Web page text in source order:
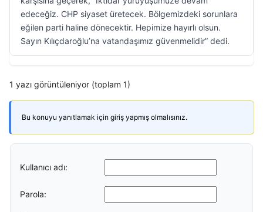
edeceğiz. CHP siyaset üretecek. Bölgemizdeki sorunlara
eğilen parti haline dönecektir. Hepimize hayırlı olsun.
Sayın Kılıçdaroğlu’na vatandaşımız güvenmelidir” dedi.
1 yazı görüntüleniyor (toplam 1)
Bu konuyu yanıtlamak için giriş yapmış olmalısınız.
Kullanıcı adı:
Parola: